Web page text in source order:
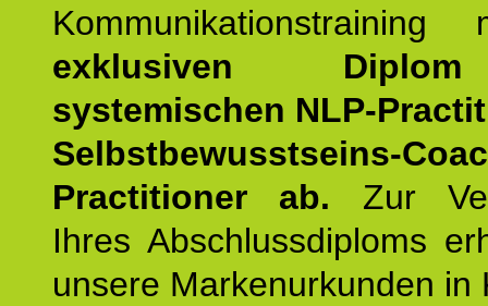
exklusiven
systemischen NLP-
Selbstbewusstseins-
Practitioner ab. Zur
Ihres Abschlussdiploms
unsere Markenurkunden in